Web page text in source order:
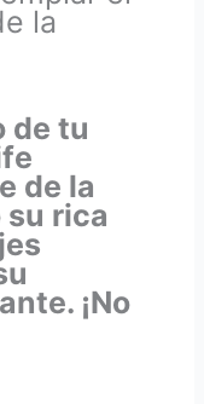
la
de tu
de la
rica
¡No